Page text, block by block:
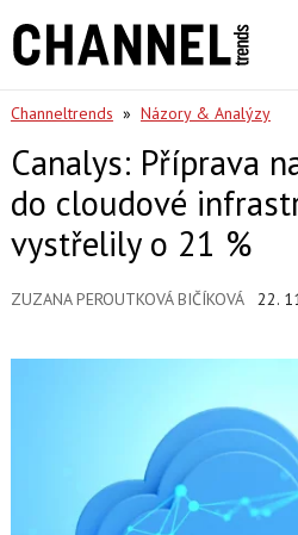
Channeltrends » Názory & Analýzy
Canalys: Příprava
do cloudové
vystřelily o 21 %
ZUZANA PEROUTKOVÁ BIČÍKOVÁ 22.